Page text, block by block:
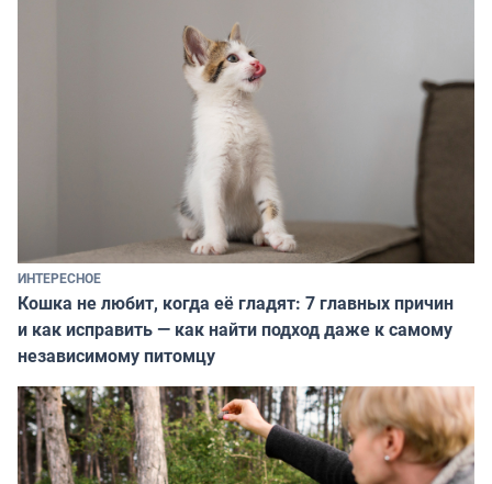
ИНТЕРЕСНОЕ
Кошка не любит, когда её гладят: 7 главных причин
и как исправить — как найти подход даже к самому
независимому питомцу